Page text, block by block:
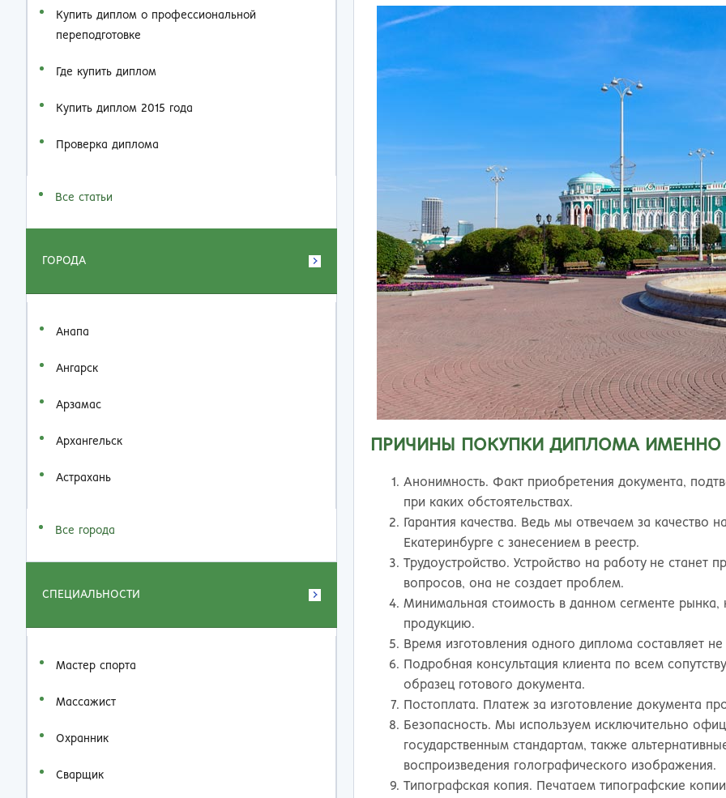
Купить диплом о профессиональной
переподготовке
Где купить диплом
Купить диплом 2015 года
Проверка диплома
Все статьи
ГОРОДА
Анапа
Ангарск
Арзамас
Архангельск
Астрахань
Все города
СПЕЦИАЛЬНОСТИ
Мастер спорта
Массажист
Охранник
Сварщик
ПРИЧИНЫ ПОКУПКИ ДИПЛОМА ИМЕННО
Анонимность. Факт приобретения документа,
при каких обстоятельствах.
Гарантия качества. Ведь мы отвечаем за качество
Екатеринбурге с занесением в реестр.
Трудоустройство. Устройство на работу не
вопросов, она не создает проблем.
Минимальная стоимость в данном сегменте рынка,
продукцию.
Время изготовления одного диплома составляет
Подробная консультация клиента по всем
образец готового документа.
Постоплата. Платеж за изготовление документа
Безопасность. Мы используем исключительно
государственным стандартам, также
воспроизведения голографического изображения.
Типографская копия. Печатаем типографские